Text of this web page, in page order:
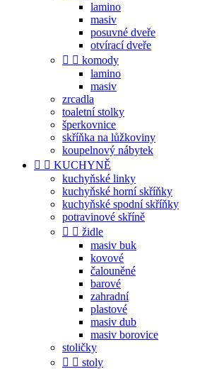
lamino
masiv
posuvné dveře
otvírací dveře
  komody
lamino
masiv
zrcadla
toaletní stolky
šperkovnice
skříňka na lůžkoviny
koupelnový nábytek
  KUCHYNĚ
kuchyňské linky
kuchyňské horní skříňky
kuchyňské spodní skříňky
potravinové skříně
  židle
masiv buk
kovové
čalouněné
barové
zahradní
plastové
masiv dub
masiv borovice
stoličky
  stoly